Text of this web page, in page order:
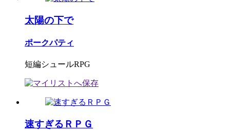
太陽の下で
ポークパティ
短編シュールRPG
速すぎるＲＰＧ